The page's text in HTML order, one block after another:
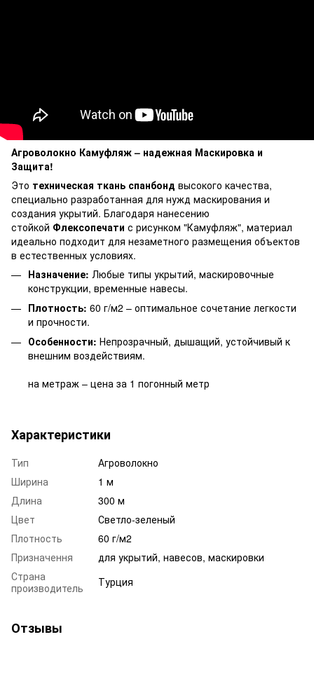
Агроволокно Камуфляж – надежная Маскировка и
Защита!
Это техническая ткань спанбонд высокого качества,
специально разработанная для нужд маскирования и
создания укрытий. Благодаря нанесению
стойкой Флексопечати с рисунком "Камуфляж", материал
идеально подходит для незаметного размещения объектов
в естественных условиях.
Назначение: Любые типы укрытий, маскировочные
конструкции, временные навесы.
Плотность: 60 г/м2 – оптимальное сочетание легкости
и прочности.
Особенности: Непрозрачный, дышащий, устойчивый к
внешним воздействиям.
на метраж – цена за 1 погонный метр
Характеристики
Тип
Агроволокно
Ширина
1 м
Длина
300 м
Цвет
Светло-зеленый
Плотность
60 г/м2
Призначення
для укрытий, навесов, маскировки
Страна
производитель
Турция
Отзывы